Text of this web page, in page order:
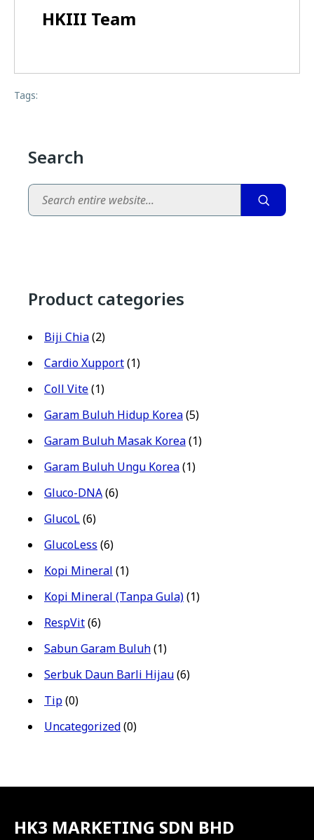
HKIII Team
Tags:
Search
Search
Product categories
Biji Chia(2)
Cardio Xupport(1)
Coll Vite(1)
Garam Buluh Hidup Korea(5)
Garam Buluh Masak Korea(1)
Garam Buluh Ungu Korea(1)
Gluco-DNA(6)
GlucoL(6)
GlucoLess (6)
Kopi Mineral (1)
Kopi Mineral (Tanpa Gula)(1)
RespVit(6)
Sabun Garam Buluh(1)
Serbuk Daun Barli Hijau(6)
Tip(0)
Uncategorized(0)
HK3 MARKETING SDN BHD